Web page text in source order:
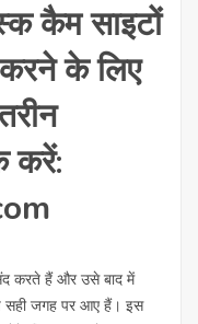
कैम साइटों
करने के लिए
करें:
करते हैं और उसे बाद में
सही जगह पर आए हैं। इस